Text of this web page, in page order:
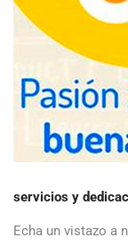
servicios y
Echa un vistazo a